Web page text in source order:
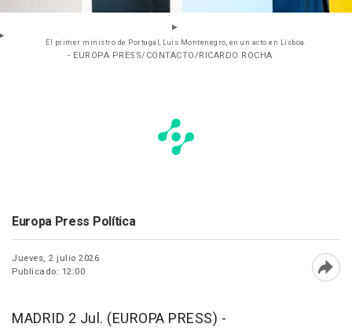
El primer ministro de Portugal, Luis Montenegro, en un acto en Lisboa.
- EUROPA PRESS/CONTACTO/RICARDO ROCHA
Europa Press Política
Jueves, 2 julio 2026
Publicado: 12:00
MADRID 2 Jul. (EUROPA PRESS) -